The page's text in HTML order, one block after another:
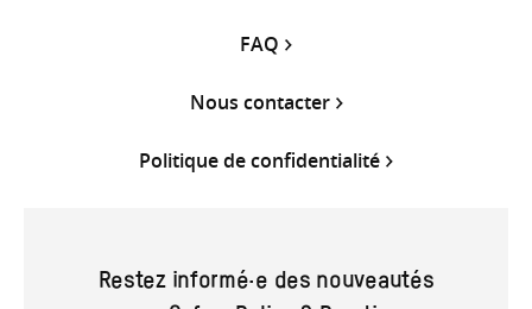
FAQ
Nous contacter
Politique de confidentialité
Restez informé·e des nouveautés